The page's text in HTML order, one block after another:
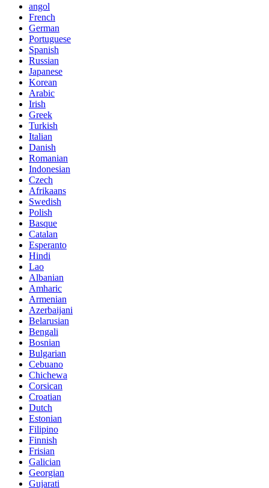
angol
French
German
Portuguese
Spanish
Russian
Japanese
Korean
Arabic
Irish
Greek
Turkish
Italian
Danish
Romanian
Indonesian
Czech
Afrikaans
Swedish
Polish
Basque
Catalan
Esperanto
Hindi
Lao
Albanian
Amharic
Armenian
Azerbaijani
Belarusian
Bengali
Bosnian
Bulgarian
Cebuano
Chichewa
Corsican
Croatian
Dutch
Estonian
Filipino
Finnish
Frisian
Galician
Georgian
Gujarati